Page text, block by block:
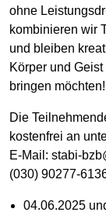
ohne
kombinieren wir
und bleiben
Körper und
bringen möchten!
Die
kostenfrei an
E-Mail: stabi-
(030) 90277-
04.06.2025